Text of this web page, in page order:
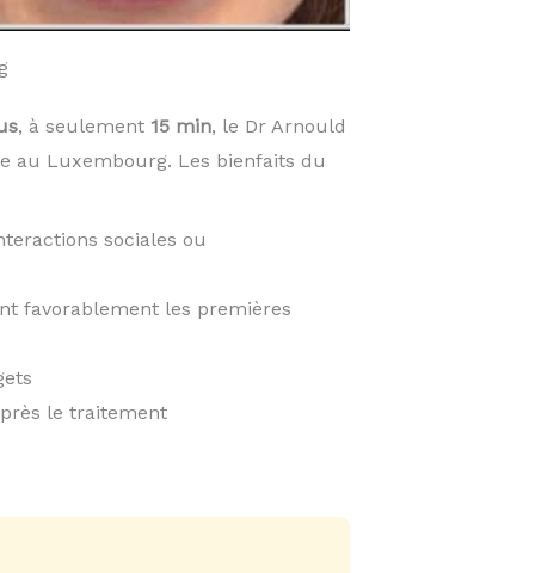
, à seulement 15 min, le Dr Arnould
au Luxembourg. Les bienfaits du
sociales ou
favorablement les premières
le traitement